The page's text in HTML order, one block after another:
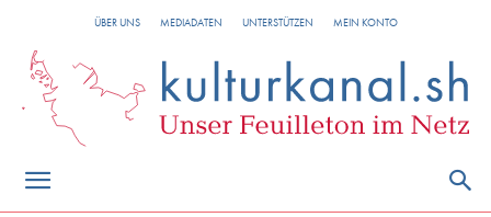
ÜBER UNS MEDIADATEN UNTERSTÜTZEN MEIN KONTO